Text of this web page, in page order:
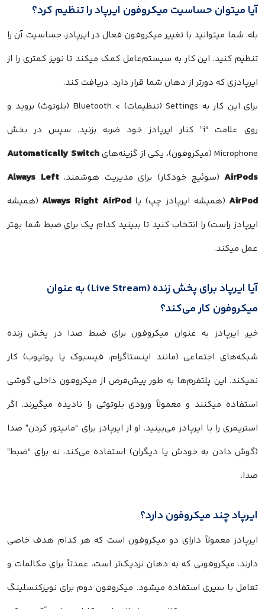
آیا میتوان حساسیت میکروفون ایرپاد را تنظیم کرد؟
بله. شما میتوانید با تغییر میکروفون فعال در ایرپادز، حساسیت آن را
تنظیم کنید. این کار به سیستم‌عامل کمک میکند تا نویز کمتری را از
ایرپادزی که دورتر از دهان شما قرار دارد، دریافت کند.
برای این کار به Settings (تنظیمات) > Bluetooth (بلوتوث) بروید و
روی علامت “i” کنار ایرپادز خود ضربه بزنید. سپس در بخش
Microphone (میکروفون)، یکی از گزینه‌های
Automatically Switch
AirPods(سوئیچ خودکار) برای مدیریت هوشمند،Always Left
AirPod (همیشه ایرپادز چپ) یا Always Right AirPod (همیشه
ایرپادز راست) را انتخاب کنید تا ببینید کدام یک برای ضبط شما بهتر
عمل میکند.
آیا ایرپاد برای پخش زنده (Live Stream) به عنوان
میکروفون کار می‌کند؟
خیر. ایرپادز به عنوان میکروفون برای ضبط صدا در پخش زنده
شبکه‌های اجتماعی (مانند اینستاگرام، فیسبوک یا یوتیوب) کار
نمیکند. این پلتفرم‌ها به طور پیش‌فرض از میکروفون داخلی گوشی
استفاده میکنند و معمولاً ورودی بلوتوثی را نادیده میگیرند. اگر
استریمری را با ایرپادز می‌بینید، او از ایرپادز برای “مانیتور کردن” صدا
(گوش دادن به خودش یا دیگران) استفاده می‌کند، نه برای “ضبط”
صدا.
ایرپاد چند میکروفون دارد؟
ایرپادز معمولاً دارای دو میکروفون است که هر کدام هدف خاصی
دارند. میکروفونی که به دهان نزدیک‌تر است، عمدتاً برای مکالمات و
تعامل با سیری استفاده میشود. میکروفون دوم برای نویزکنسلینگ